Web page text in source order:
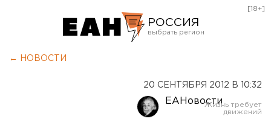
РОССИЯ
Оренбург
[18+]
← НОВОСТИ
20 СЕНТЯБРЯ 2012 В 10:32
ЕАНовости